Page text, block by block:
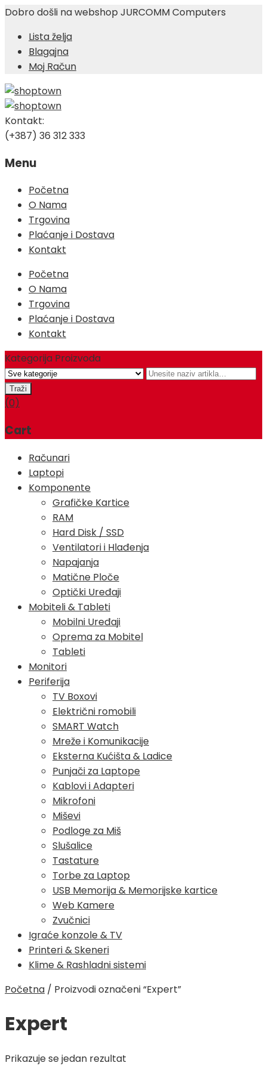
Dobro došli na webshop JURCOMM Computers
Lista želja
Blagajna
Moj Račun
Kontakt:
(+387) 36 312 333
Menu
Skip
content
Početna
O Nama
Trgovina
Plaćanje i Dostava
Kontakt
Početna
O Nama
Trgovina
Plaćanje i Dostava
Kontakt
Kategorija Proizvoda
(0)
Cart
Računari
Laptopi
Komponente
Grafičke Kartice
RAM
Hard Disk / SSD
Ventilatori i Hlađenja
Napajanja
Matične Ploče
Optički Uređaji
Mobiteli & Tableti
Mobilni Uređaji
Oprema za Mobitel
Tableti
Monitori
Periferija
TV Boxovi
Električni romobili
SMART Watch
Mreže i Komunikacije
Eksterna Kućišta & Ladice
Punjači za Laptope
Kablovi i Adapteri
Mikrofoni
Miševi
Podloge za Miš
Slušalice
Tastature
Torbe za Laptop
USB Memorija & Memorijske kartice
Web Kamere
Zvučnici
Igraće konzole & TV
Printeri & Skeneri
Klime & Rashladni sistemi
Početna / Proizvodi označeni “Expert”
Expert
Prikazuje se jedan rezultat